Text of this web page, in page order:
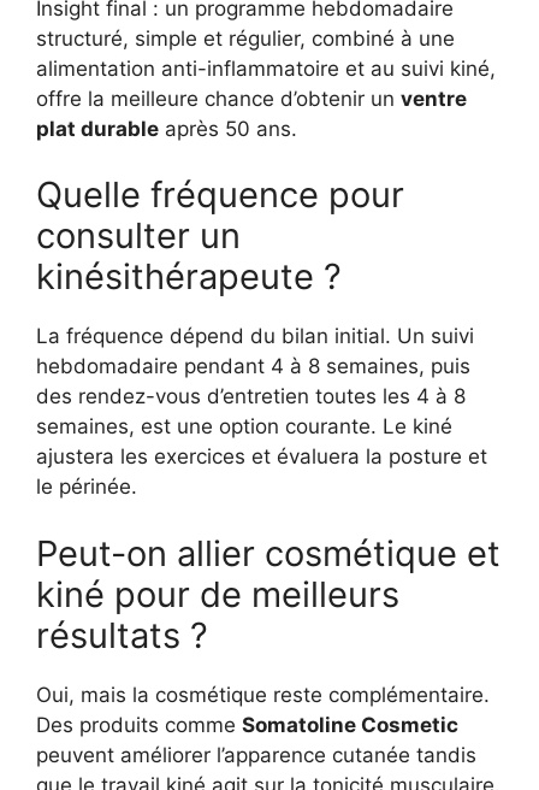
Insight final : un programme hebdomadaire
structuré, simple et régulier, combiné à une
alimentation anti-inflammatoire et au suivi kiné,
offre la meilleure chance d’obtenir un ventre
plat durable après 50 ans.
Quelle fréquence pour
consulter un
kinésithérapeute ?
La fréquence dépend du bilan initial. Un suivi
hebdomadaire pendant 4 à 8 semaines, puis
des rendez-vous d’entretien toutes les 4 à 8
semaines, est une option courante. Le kiné
ajustera les exercices et évaluera la posture et
le périnée.
Peut-on allier cosmétique et
kiné pour de meilleurs
résultats ?
Oui, mais la cosmétique reste complémentaire.
Des produits comme Somatoline Cosmetic
peuvent améliorer l’apparence cutanée tandis
que le travail kiné agit sur la tonicité musculaire.